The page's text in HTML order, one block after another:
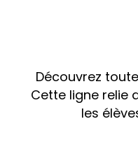
Découvrez
Cette ligne relie
les